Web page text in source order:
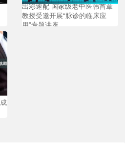
出彩速配 国家级老中医韩首章
教授受邀开展“脉诊的临床应
用”专题讲座